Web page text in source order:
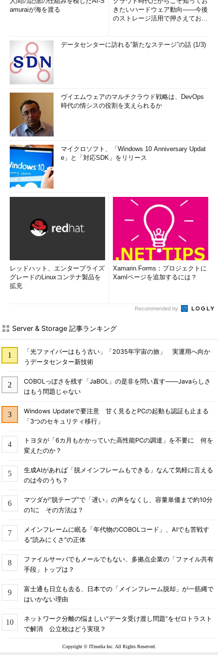
amuraiが海を渡る
きたいハードウェア動向――今後
のストレージ活用で押さえておき
データセンターに訪れる“新たなステージ”の話 (1/3)
ヴイエムウェアのマルチクラウド戦略は、DevOps
時代の情シスの役割を支えられるか
マイクロソフト、「Windows 10 Anniversary Updat
e」と「対応SDK」をリリース
レッドハット、エンタープライズ
グレードのLinuxコンテナ製品を
拡充
Xamarin.Forms：プロジェクトに
Xamlページを追加するには？
Recommended by
Server & Storage 記事ランキング
「光ファイバーはもう古い」「2035年宇宙の旅」 実運用へ向か
うデータセンター新技術
COBOLっぽさを残す「JaBOL」の是非を問い直す――Javaらしさ
はもう問題じゃない
Windows Updateで要注意 甘く見るとPCの起動も認証も止まる
「3つのセキュリティ移行」
トヨタが「6カ月もかかっていた高性能PCの調達」を不要に 何を
変えたのか？
生成AIがあれば「脱メインフレームもできる」なんて気軽に言える
のは今のうち？
マツダが“脱テープ”で「遅い」の声をなくし、容量単価まで約10分
の1に その方法は？
メインフレームに眠る「年代物のCOBOLコード」、AIでも苦戦す
る"読みにくさ"の正体
ファイルサーバでもメールでもない、多拠点企業の「ファイル共有
手段」トップは？
富士通も日立も去る、日本での「メインフレーム脱却」が一筋縄で
はいかない理由
ネットワーク分離の悩ましい“データ受け渡し問題”をゼロトラスト
で解消 公立校はどう実現？
Copyright © ITmedia Inc. All Rights Reserved.